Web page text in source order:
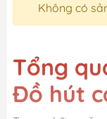
Không có
Tổng
Đồ hút